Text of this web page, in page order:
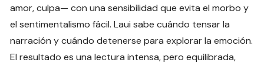
amor, culpa— con una sensibilidad que evita el morbo y
el sentimentalismo fácil. Laui sabe cuándo tensar la
narración y cuándo detenerse para explorar la emoción.
El resultado es una lectura intensa, pero equilibrada,